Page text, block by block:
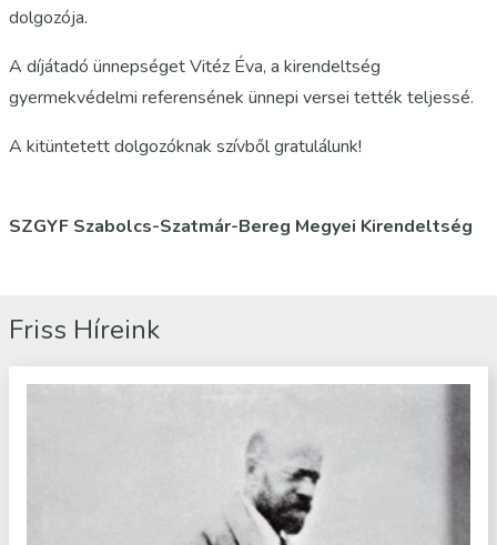
dolgozója.
A díjátadó ünnepséget Vitéz Éva, a kirendeltség
gyermekvédelmi referensének ünnepi versei tették teljessé.
A kitüntetett dolgozóknak szívből gratulálunk!
SZGYF Szabolcs-Szatmár-Bereg Megyei Kirendeltség
Friss Híreink